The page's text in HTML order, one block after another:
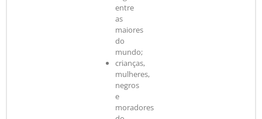
entre
as
maiores
do
mundo;
crianças,
mulheres,
negros
e
moradores